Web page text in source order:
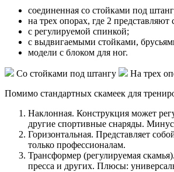
соединенная со стойками под
на трех опорах, где 2
с регулируемой спинкой;
с выдвигаемыми стойками,
модели с блоком для ног.
Со стойками под штангу На трех
Помимо стандартных скамеек для
Наклонная. Конструкция может
другие спортивные снаряды.
Горизонтальная. Представляет
только профессионалам.
Трансформер (регулируемая
пресса и других. Плюсы: